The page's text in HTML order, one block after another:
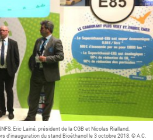
Eric Lainé, président de la CGB et Nicolas Rialland,
d'inauguration du stand Bioéthanol le 3 octobre 2018. © A.C.